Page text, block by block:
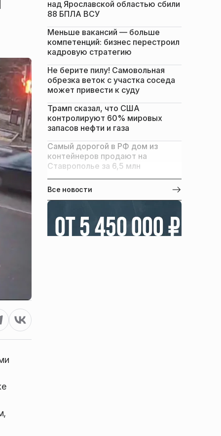
над Ярославской областью сбили
88 БПЛА ВСУ
Меньше вакансий — больше
компетенций: бизнес перестроил
кадровую стратегию
Не берите пилу! Самовольная
обрезка веток с участка соседа
может привести к суду
Трамп сказал, что США
контролируют 60% мировых
запасов нефти и газа
Самый дорогой в РФ дом из
контейнеров продают на
Ставрополье за 6,5 млн
Все новости